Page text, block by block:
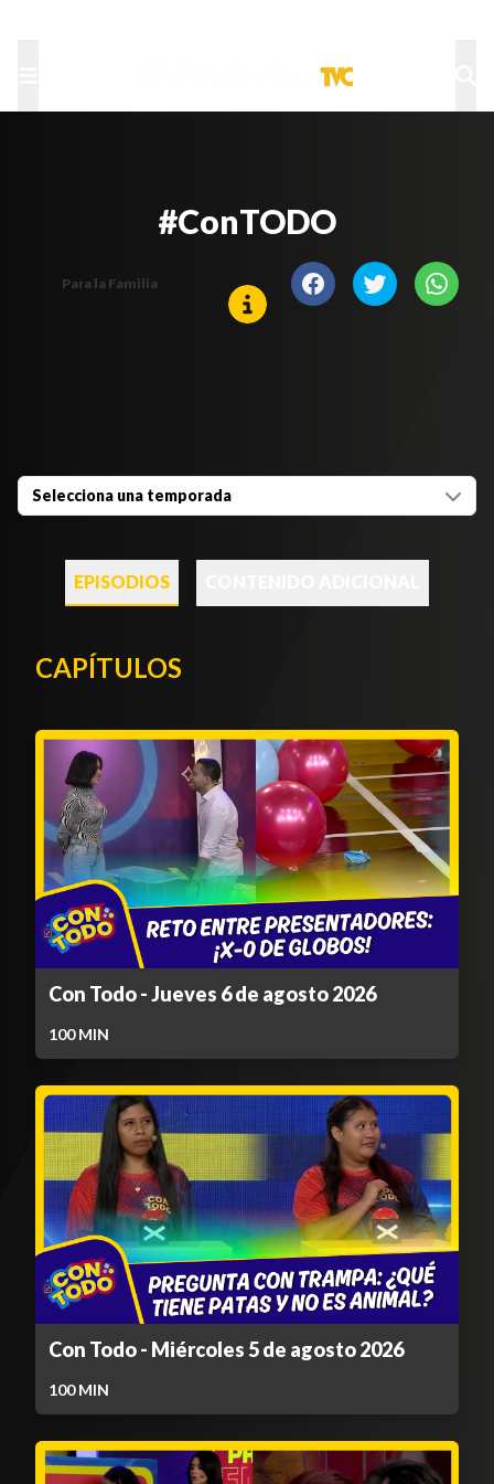
Para la Familia
#ConTODO
Selecciona una temporada
EPISODIOS
CAPÍTULOS
Con Todo - Jueves 6 de agosto 2026
100MIN
Con Todo - Miércoles 5 de agosto 2026
100MIN